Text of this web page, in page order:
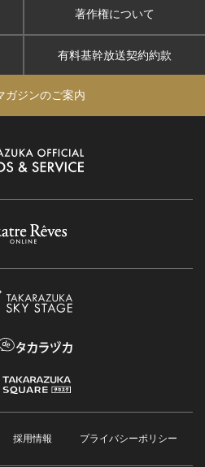
著作権について
有料基幹放送契約約款
ガジンのご案内
採用情報 プライバシーポリシー